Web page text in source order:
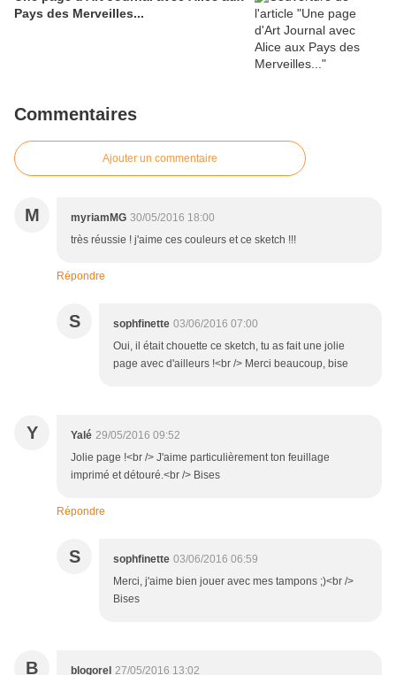
Pays des Merveilles...
Commentaires
Ajouter un commentaire
M myriamMG 30/05/2016 18:00
très réussie ! j'aime ces couleurs et ce sketch !!!
Répondre
S sophfinette 03/06/2016 07:00
Oui, il était chouette ce sketch, tu as fait une jolie
page avec d'ailleurs !<br /> Merci beaucoup, bise
Y Yalé 29/05/2016 09:52
Jolie page !<br /> J'aime particulièrement ton feuillage
imprimé et détouré.<br /> Bises
Répondre
S sophfinette 03/06/2016 06:59
Merci, j'aime bien jouer avec mes tampons ;)<br />
Bises
B blogorel 27/05/2016 13:02